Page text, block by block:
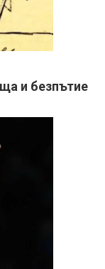
и безпътие